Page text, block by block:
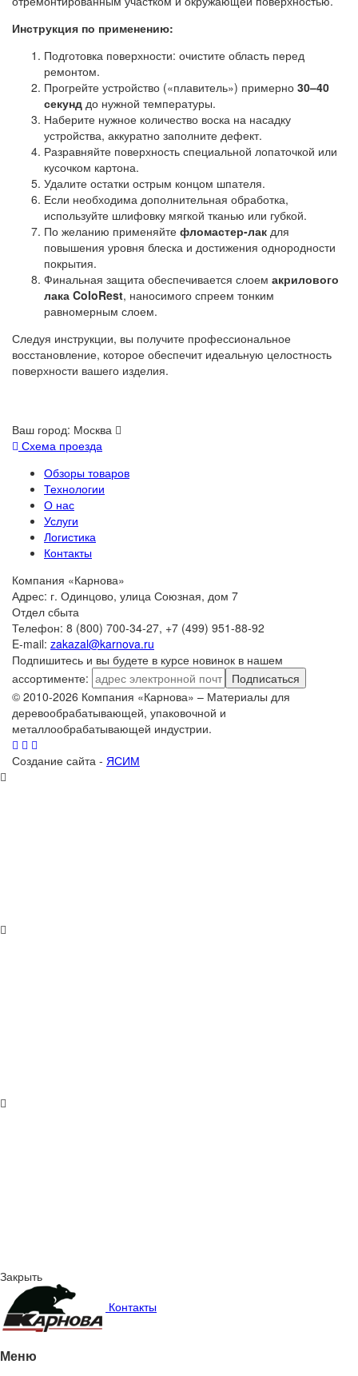
Инструкция по применению:
Подготовка поверхности: очистите область перед
ремонтом.
Прогрейте устройство («плавитель») примерно 30–40
секунд до нужной температуры.
Наберите нужное количество воска на насадку
устройства, аккуратно заполните дефект.
Разравняйте поверхность специальной лопаточкой или
кусочком картона.
Удалите остатки острым концом шпателя.
Если необходима дополнительная обработка,
используйте шлифовку мягкой тканью или губкой.
По желанию применяйте фломастер-лак для
повышения уровня блеска и достижения однородности
покрытия.
Финальная защита обеспечивается слоем акрилового
лака ColoRest, наносимого спреем тонким
равномерным слоем.
Следуя инструкции, вы получите профессиональное
восстановление, которое обеспечит идеальную целостность
поверхности вашего изделия.
Ваш город: Москва
Схема проезда
Обзоры товаров
Технологии
О нас
Услуги
Логистика
Контакты
Компания «Карнова»
Адрес: г. Одинцово, улица Союзная, дом 7
Отдел сбыта
Телефон: 8 (800) 700-34-27, +7 (499) 951-88-92
E-mail: zakazal@karnova.ru
Подпишитесь и вы будете в курсе новинок в нашем
ассортименте:
Подписаться
© 2010-2026 Компания «Карнова» – Материалы для
деревообрабатывающей, упаковочной и
металлообрабатывающей индустрии.
Создание сайта - ЯСИМ
Закрыть
Контакты
Меню